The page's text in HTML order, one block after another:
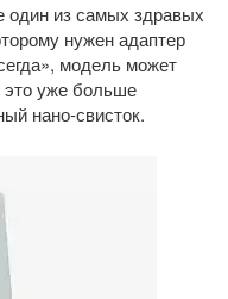
один из самых здравых
нужен адаптер
модель может
это уже больше
нано-свисток.